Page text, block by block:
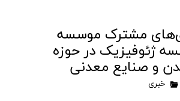
مشترک موسسه
ژئوفیزیک در حوزه
و صنایع معدنی
خبری